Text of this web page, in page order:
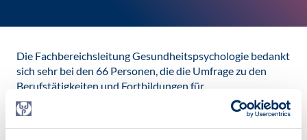
Die Fachbereichsleitung Gesundheitspsychologie bedankt
sich sehr bei den 66 Personen, die die Umfrage zu den
Berufstätigkeiten und Fortbildungen für
Gesundheitspsychologie sowie zu Wünschen an die
Fachbereichsleitung vom 15.01. – 15.02.2024 beantwortet
haben. Viele dieser Personen haben auf offene Fragen